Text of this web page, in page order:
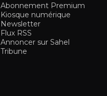
Abonnement Premium
Kiosque numérique
Newsletter
Flux RSS
Annoncer sur Sahel
Tribune